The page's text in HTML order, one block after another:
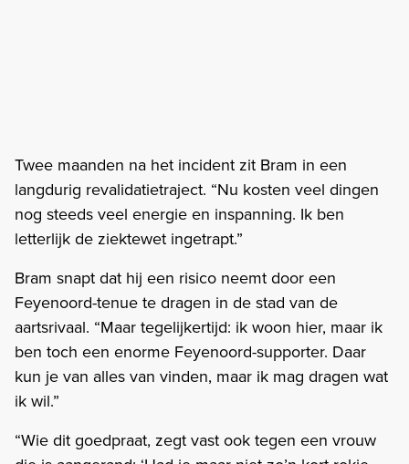
Twee maanden na het incident zit Bram in een
langdurig revalidatietraject. “Nu kosten veel dingen
nog steeds veel energie en inspanning. Ik ben
letterlijk de ziektewet ingetrapt.”
Bram snapt dat hij een risico neemt door een
Feyenoord-tenue te dragen in de stad van de
aartsrivaal. “Maar tegelijkertijd: ik woon hier, maar ik
ben toch een enorme Feyenoord-supporter. Daar
kun je van alles van vinden, maar ik mag dragen wat
ik wil.”
“Wie dit goedpraat, zegt vast ook tegen een vrouw